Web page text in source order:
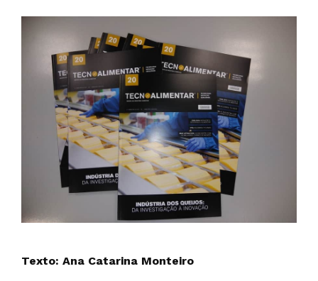
Texto: Ana Catarina Monteiro